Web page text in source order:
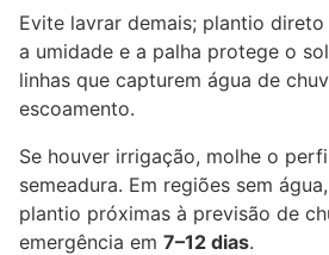
Evite lavrar demais; plantio
a umidade e a palha protege o
linhas que capturem água de
escoamento.
Se houver irrigação, molhe o
semeadura. Em regiões sem
plantio próximas à previsão de
emergência em 7–12 dias.